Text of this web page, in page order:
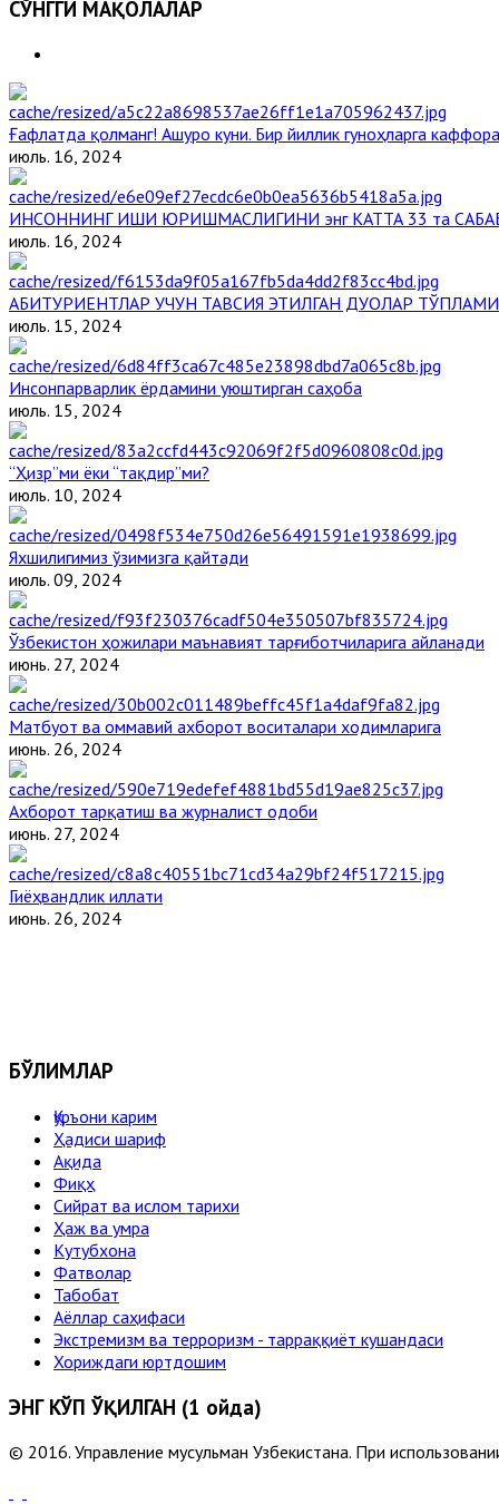
СЎНГГИ МАҚОЛАЛАР
Ғафлатда қолманг! Ашуро куни. Бир йиллик гуноҳларга
июль. 16, 2024
ИНСОННИНГ ИШИ ЮРИШМАСЛИГИНИ энг КАТТА 33 та
июль. 16, 2024
АБИТУРИЕНТЛАР УЧУН ТАВСИЯ ЭТИЛГАН ДУОЛАР ТЎПЛАМИ
июль. 15, 2024
Инсонпарварлик ёрдамини уюштирган саҳоба
июль. 15, 2024
“Ҳизр”ми ёки “тақдир”ми?
июль. 10, 2024
Яхшилигимиз ўзимизга қайтади
июль. 09, 2024
Ўзбекистон ҳожилари маънавият тарғиботчиларига айланади
июнь. 27, 2024
Матбуот ва оммавий ахборот воситалари ходимларига
июнь. 26, 2024
Ахборот тарқатиш ва журналист одоби
июнь. 27, 2024
Гиёҳвандлик иллати
июнь. 26, 2024
БЎЛИМЛАР
Қуръони карим
Ҳадиси шариф
Ақида
Фиқҳ
Сийрат ва ислом тарихи
Ҳаж ва умра
Кутубхона
Фатволар
Табобат
Аёллар саҳифаси
Экстремизм ва терроризм - тарраққиёт кушандаси
Хориждаги юртдошим
ЭНГ КЎП ЎҚИЛГАН (1 ойда)
© 2016. Управление мусульман Узбекистана. При